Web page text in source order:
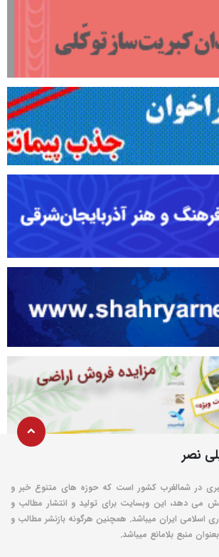
نصر
خبری در شمالغرب کشور است که حوزه های متنوع خبر و
می دهد، این وبسایت برای تولید و انتشار مطالب و
اسلامی ایران میباشد. همچنین هرگونه بازنشر مطالب و
منبع بلامانع میباشد.